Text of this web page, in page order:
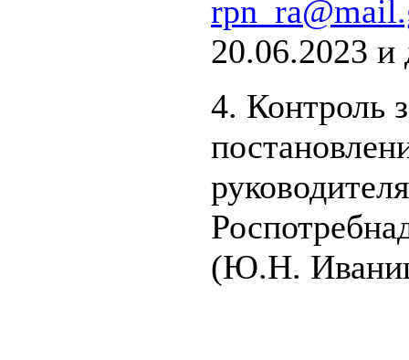
20.06.2023 и
4. Контроль
(Ю.Н.